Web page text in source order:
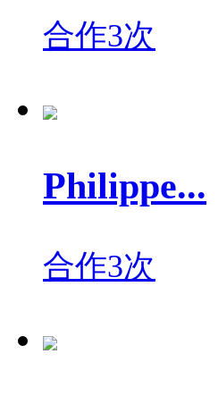
合作3次
Philippe...
合作3次